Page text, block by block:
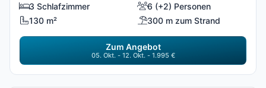
3 Schlafzimmer
6 (+2) Personen
130 m²
300 m zum Strand
Zum Angebot
05. Okt. - 12. Okt. - 1.995 €